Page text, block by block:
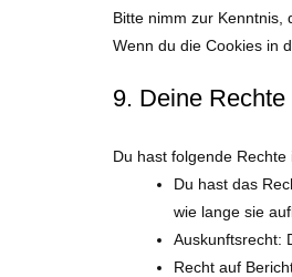
Bitte nimm zur Kenntnis,
Wenn du die Cookies in
9. Deine
Du hast folgende
Du hast das
wie lange sie
Auskunftsrecht:
Recht auf